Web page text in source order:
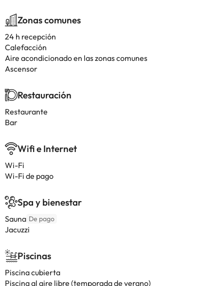
Zonas comunes
24 h recepción
Calefacción
Aire acondicionado en las zonas comunes
Ascensor
Restauración
Restaurante
Bar
Wifi e Internet
Wi-Fi
Wi-Fi de pago
Spa y bienestar
Sauna De pago
Jacuzzi
Piscinas
Piscina cubierta
Piscina al aire libre (temporada de verano)